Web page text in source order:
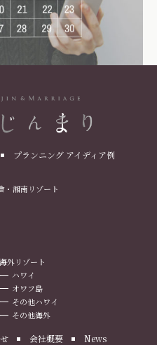
プランニング アイディア例
・湘南リゾート
海外リゾート
ハワイ
オワフ島
その他ハワイ
その他海外
会社概要
News